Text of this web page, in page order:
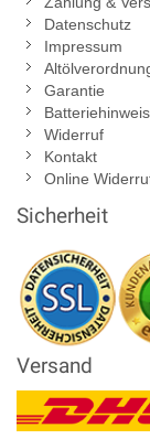
Datenschutz
Impressum
Garantie
Batteriehinweis
Widerruf
Kontakt
Online
Sicherheit
Versand